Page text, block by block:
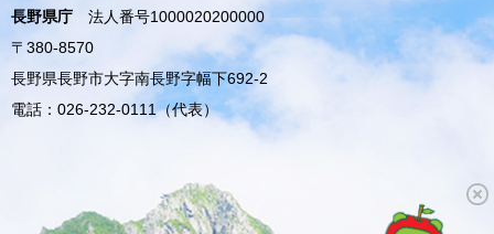
長野県庁
法人番号1000020200000
〒380-8570
長野県長野市大字南長野字幅下692-2
電話：026-232-0111（代表）